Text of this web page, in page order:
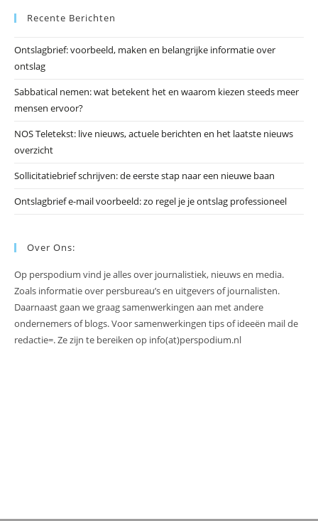
Recente Berichten
Ontslagbrief: voorbeeld, maken en belangrijke informatie over
ontslag
Sabbatical nemen: wat betekent het en waarom kiezen steeds meer
mensen ervoor?
NOS Teletekst: live nieuws, actuele berichten en het laatste nieuws
overzicht
Sollicitatiebrief schrijven: de eerste stap naar een nieuwe baan
Ontslagbrief e-mail voorbeeld: zo regel je je ontslag professioneel
Over Ons:
Op perspodium vind je alles over journalistiek, nieuws en media.
Zoals informatie over persbureau’s en uitgevers of journalisten.
Daarnaast gaan we graag samenwerkingen aan met andere
ondernemers of blogs. Voor samenwerkingen tips of ideeën mail de
redactie=. Ze zijn te bereiken op info(at)perspodium.nl